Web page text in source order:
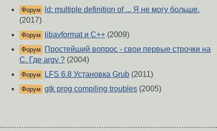
Форум
ld: multiple definition of ... Я не могу больше.
(2017)
Форум libavformat и C++ (2009)
Форум
Простейший вопрос - свои первые строчки на
C. Где argv ? (2004)
Форум LFS 6.8 Установка Grub (2011)
Форум gtk prog compiling troubles (2005)